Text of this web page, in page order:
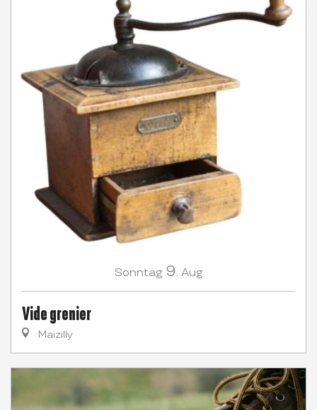
Sonntag 9. Aug
Vide grenier
Maizilly